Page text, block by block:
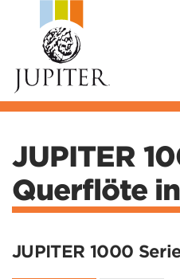
JUPITER
Querflöte
JUPITER 1000